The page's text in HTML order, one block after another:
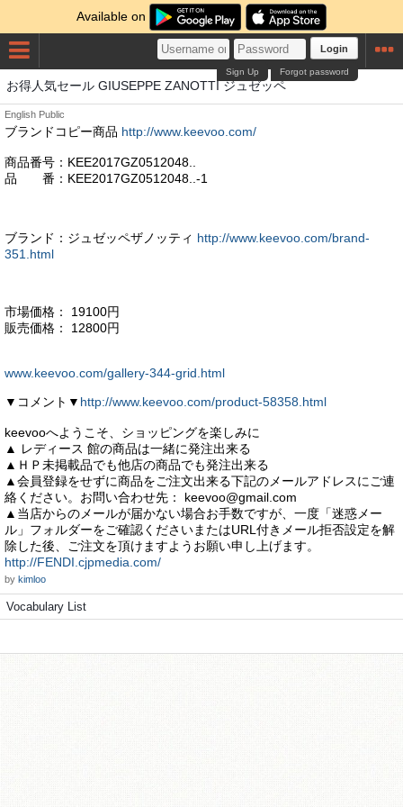
Available on
Login
Forgot password
Sign Up
お得人気セール GIUSEPPE ZANOTTI ジュゼッペ
English Public
ブランドコピー商品 http://www.keevoo.com/
商品番号：KEE2017GZ0512048..
品 番：KEE2017GZ0512048..-1
ブランド：ジュゼッペザノッティ http://www.keevoo.com/brand-
351.html
市場価格： 19100円
販売価格： 12800円
www.keevoo.com/gallery-344-grid.html
▼コメント▼ http://www.keevoo.com/product-58358.html
keevooへようこそ、ショッピングを楽しみに
▲ レディース 館の商品は一緒に発注出来る
▲ＨＰ未掲載品でも他店の商品でも発注出来る
▲会員登録をせずに商品をご注文出来る下記のメールアドレスにご連
絡ください。お問い合わせ先： keevoo@gmail.com
▲当店からのメールが届かない場合お手数ですが、一度「迷惑メー
ル」フォルダーをご確認くださいまたはURL付きメール拒否設定を解
除した後、ご注文を頂けますようお願い申し上げます。
http://FENDI.cjpmedia.com/
by kimloo
Vocabulary List